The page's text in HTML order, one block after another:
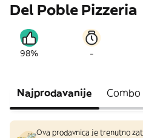
Del Poble Pizzeria
98% -
Najprodavanije Combo
Ova prodavnica je trenutno